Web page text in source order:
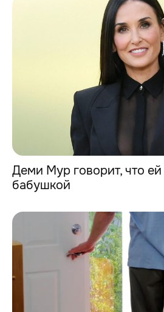
Деми Мур говорит, что
бабушкой